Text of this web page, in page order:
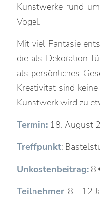
Kunstwerke rund
Vögel.
Mit viel Fantasie
die als Dekoration
als persönliches
Kreativität sind
Kunstwerk wird zu
Termin:18. August
Treffpunkt:
Unkostenbeitrag:8
Teilnehmer: 8 – 12